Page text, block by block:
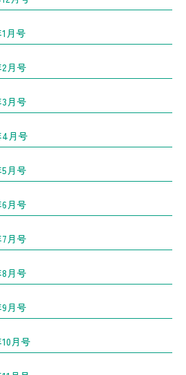
1月号
2月号
3月号
4月号
5月号
6月号
7月号
8月号
9月号
月号